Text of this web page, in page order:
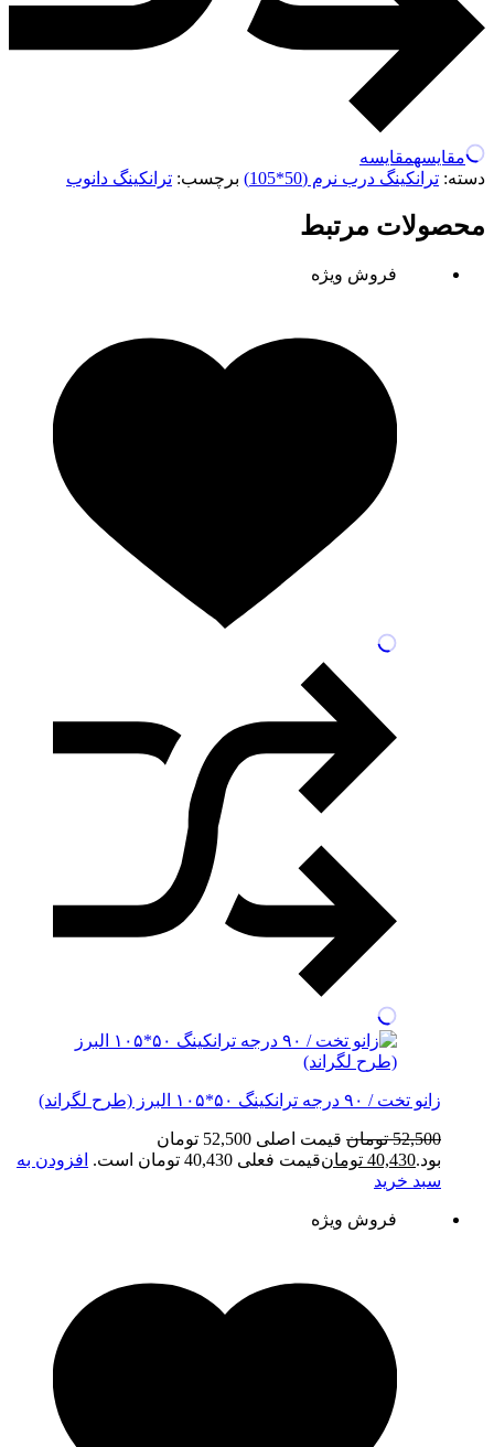
مقایسهمقایسه
دسته: ترانکینگ درب نرم (50*105) برچسب: ترانکینگ دانوب
محصولات مرتبط
فروش ویژه
زانو تخت / ۹۰ درجه ترانکینگ ۵۰*۱۰۵ البرز (طرح لگراند)
52,500 تومان
قیمت اصلی 52,500 تومان
بود.40,430 تومانقیمت فعلی 40,430 تومان است.
افزودن به
سبد خرید
فروش ویژه